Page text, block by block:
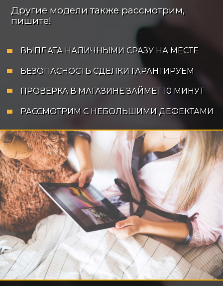
Другие модели также рассмотрим,
пишите!
ВЫПЛАТА НАЛИЧНЫМИ СРАЗУ НА МЕСТЕ
БЕЗОПАСНОСТЬ СДЕЛКИ ГАРАНТИРУЕМ
ПРОВЕРКА В МАГАЗИНЕ ЗАЙМЕТ 10 МИНУТ
РАССМОТРИМ С НЕБОЛЬШИМИ ДЕФЕКТАМИ